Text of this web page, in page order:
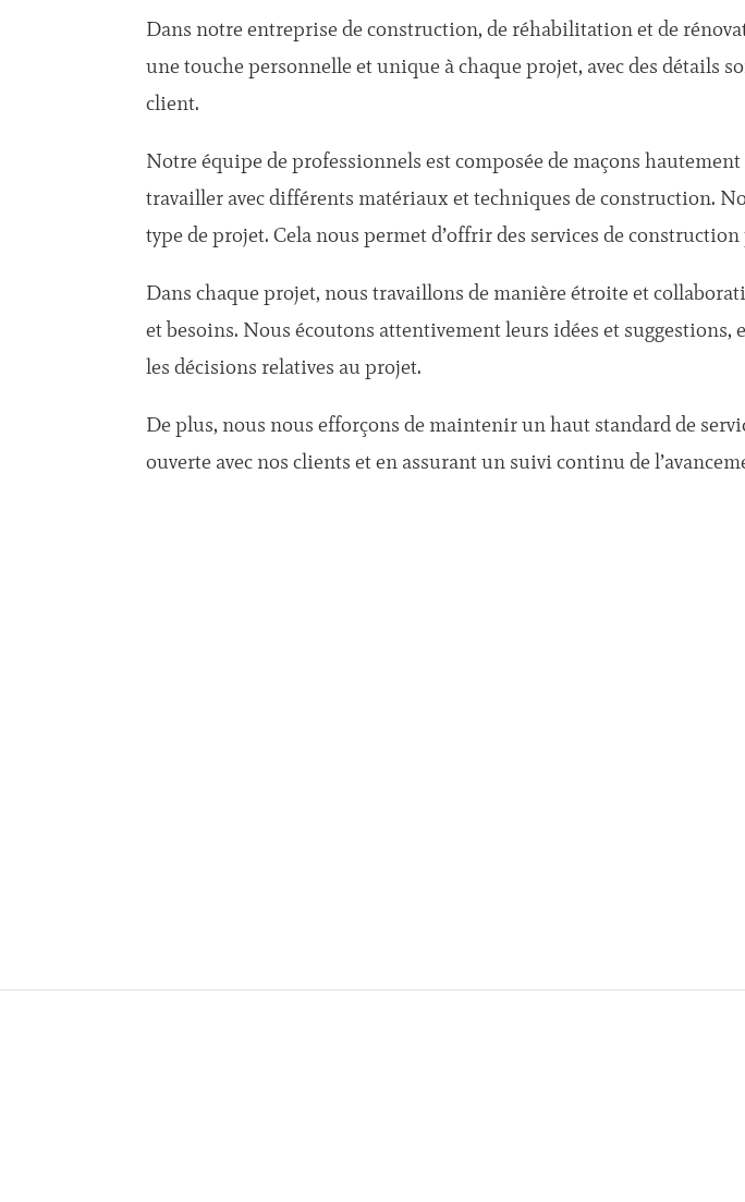
Dans notre entreprise de construction, de réhabilitation et de
une touche personnelle et unique à chaque projet, avec des détails
client.
Notre équipe de professionnels est composée de maçons
travailler avec différents matériaux et techniques de construction.
type de projet. Cela nous permet d’offrir des services de
Dans chaque projet, nous travaillons de manière étroite et
et besoins. Nous écoutons attentivement leurs idées et
les décisions relatives au projet.
De plus, nous nous efforçons de maintenir un haut standard de
ouverte avec nos clients et en assurant un suivi continu de